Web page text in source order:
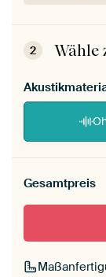
Dein
2 Wähle
Gesamtpreis